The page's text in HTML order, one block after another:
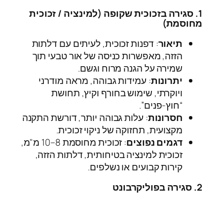
1. סגירה בזכוכית שקופה (למינציה / זכוכית
מחוסמת)
תיאור: דפנות זכוכית, לעיתים עם דלתות
הזזה, מאפשרות כניסה של אור טבעי תוך
שמירה על הגנה מרוח וגשם.
יתרונות: עמידות גבוהה, מראה מודרני
ויוקרתי, שימוש בחורף וקיץ, תחושת
“חוץ-פנים”.
חסרונות: עלות גבוהה יותר, דורשת התקנה
מקצועית, תחזוקה של ניקוי זכוכית.
דגמים נפוצים
: זכוכית מחוסמת 8–10 מ"מ,
זכוכית למינציה בטיחותית, דלתות הזזה,
קירות קבועים או נשלפים.
2. סגירה בפוליקרבונט